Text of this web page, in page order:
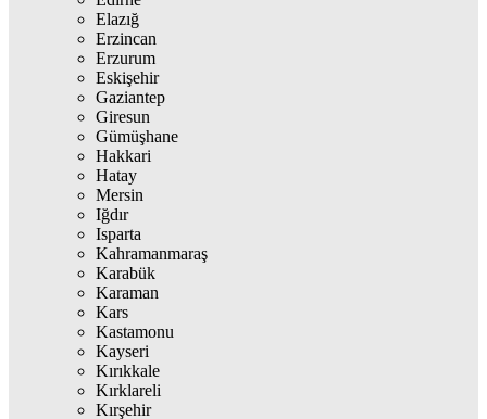
Elazığ
Erzincan
Erzurum
Eskişehir
Gaziantep
Giresun
Gümüşhane
Hakkari
Hatay
Mersin
Iğdır
Isparta
Kahramanmaraş
Karabük
Karaman
Kars
Kastamonu
Kayseri
Kırıkkale
Kırklareli
Kırşehir